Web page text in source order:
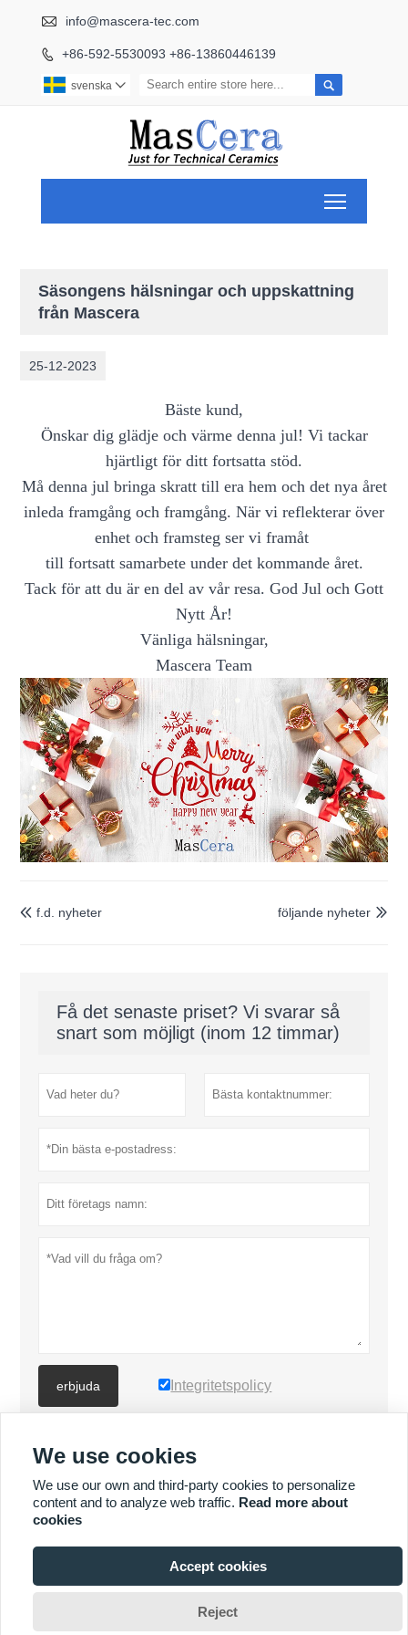

 info@mascera-tec.com
 +86-592-5530093 +86-13860446139

svenska 
Säsongens hälsningar och uppskattning
från Mascera
25-12-2023
Bäste kund,
Önskar dig glädje och värme denna jul! Vi tackar
hjärtligt för ditt fortsatta stöd.
Må denna jul bringa skratt till era hem och det nya året
inleda framgång och framgång. När vi reflekterar över
enhet och framsteg ser vi framåt
till fortsatt samarbete under det kommande året.
Tack för att du är en del av vår resa. God Jul och Gott
Nytt År!
Vänliga hälsningar,
Mascera Team
 f.d. nyheter 
följande nyheter
Få det senaste priset? Vi svarar så
snart som möjligt (inom 12 timmar)
erbjuda Integritetspolicy
FLER PRODUKTER
FLER TJÄNSTER
We use cookies
We use our own and third-party cookies to personalize
content and to analyze web traffic. Read more about
cookies
Accept cookies
Reject